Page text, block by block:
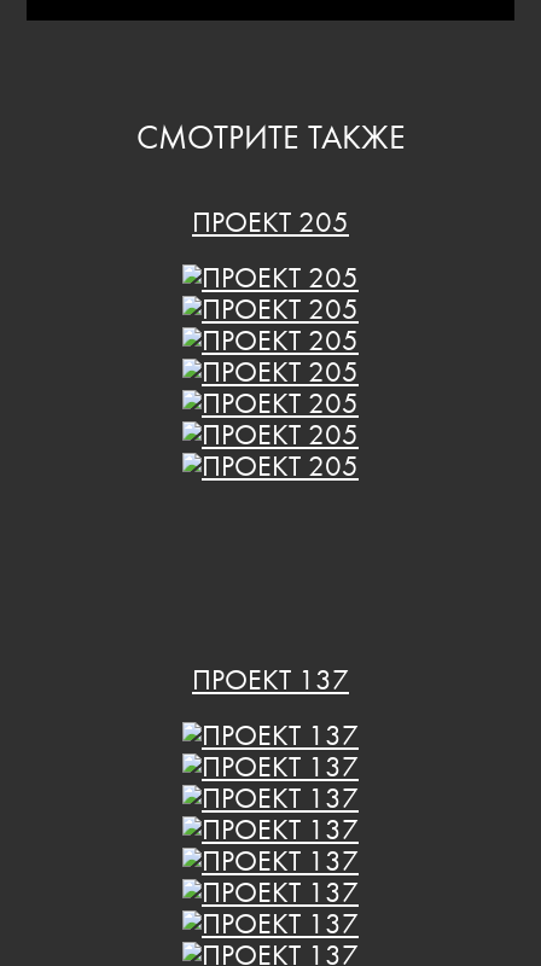
СМОТРИТЕ ТАКЖЕ
ПРОЕКТ 205
ПРОЕКТ 137